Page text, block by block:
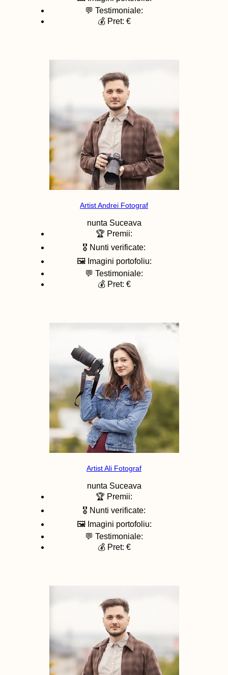
💬 Testimoniale:
💰 Pret: €
Artist Andrei Fotograf
nunta Suceava
🏆 Premii:
🎖️ Nunti verificate:
🖼️ Imagini portofoliu:
💬 Testimoniale:
💰 Pret: €
Artist Ali Fotograf
nunta Suceava
🏆 Premii:
🎖️ Nunti verificate:
🖼️ Imagini portofoliu:
💬 Testimoniale:
💰 Pret: €